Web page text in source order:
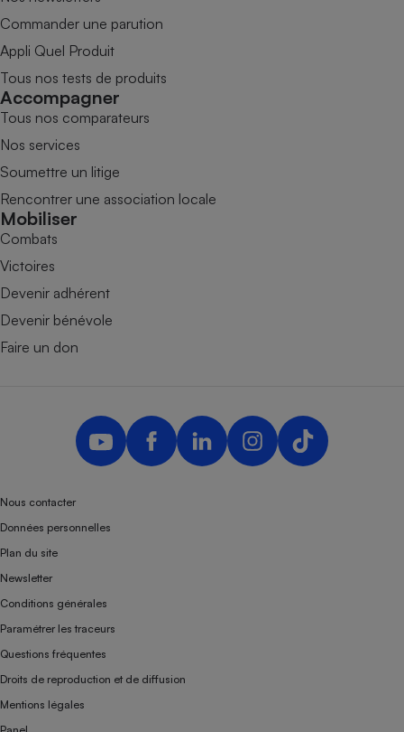
Commander une parution
Appli Quel Produit
Tous nos tests de produits
Accompagner
Tous nos comparateurs
Nos services
Soumettre un litige
Rencontrer une association locale
Mobiliser
Combats
Victoires
Devenir adhérent
Devenir bénévole
Faire un don
Nous contacter
Données personnelles
Plan du site
Newsletter
Conditions générales
Paramétrer les traceurs
Questions fréquentes
Droits de reproduction et de diffusion
Mentions légales